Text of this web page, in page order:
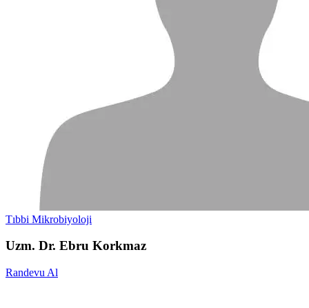
Tıbbi Mikrobiyoloji
Uzm. Dr. Ebru Korkmaz
Randevu Al